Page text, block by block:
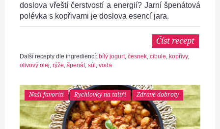
doslova vřeští čerstvostí a energií? Jarní špenátová
polévka s kopřivami je doslova esencí jara.
Číst recept
Další recepty dle ingrediencí: bílý jogurt, česnek cibule kopřivy,
olivový olej rýže špenát, sůl voda
Naši favoriti Rychlovky na talíři Zdravé dobroty